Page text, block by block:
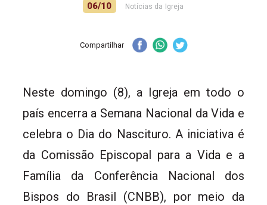
06/10 Notícias da Igreja
Compartilhar
Neste domingo (8), a Igreja em todo o
país encerra a Semana Nacional da Vida e
celebra o Dia do Nascituro. A iniciativa é
da Comissão Episcopal para a Vida e a
Família da Conferência Nacional dos
Bispos do Brasil (CNBB), por meio da